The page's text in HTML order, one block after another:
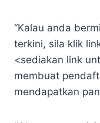
“Kalau anda
terkini, sila klik
<sediakan link
membuat
mendapatkan